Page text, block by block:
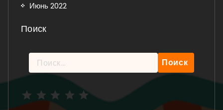
Июнь 2022
Поиск
Найти: